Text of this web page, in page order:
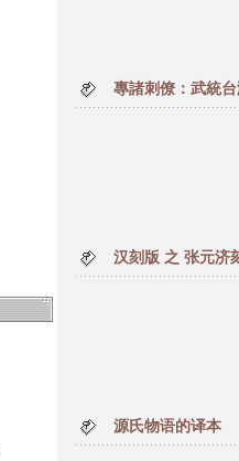
專諸刺僚：武統
汉刻版 之 张元济
源氏物语的译本